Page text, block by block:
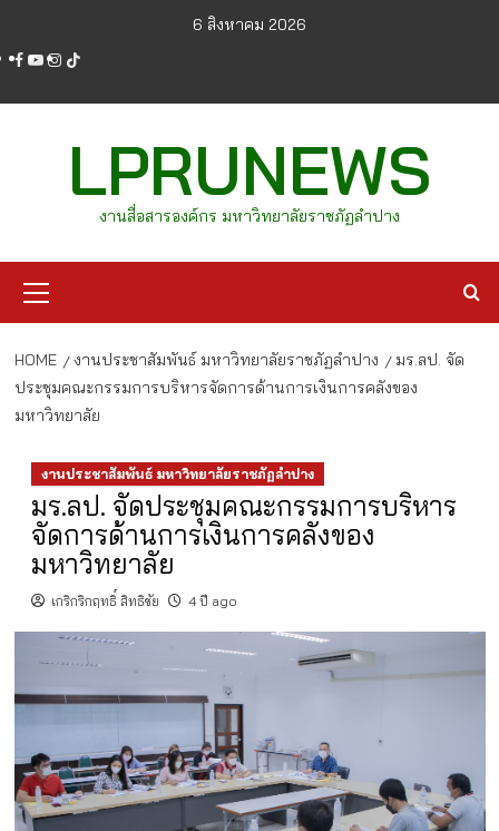
content
6 สิงหาคม 2026
facebook
youtube
instagram
tiktok
LPRUNEWS
งานสื่อสารองค์กร มหาวิทยาลัยราชภัฏลำปาง
Menu
HOME งานประชาสัมพันธ์ มหาวิทยาลัยราชภัฏลำปาง
มร.ลป. จัด
ประชุมคณะกรรมการบริหารจัดการด้านการเงินการคลังของ
มหาวิทยาลัย
งานประชาสัมพันธ์ มหาวิทยาลัยราชภัฏลำปาง
มร.ลป. จัดประชุมคณะกรรมการบริหาร
จัดการด้านการเงินการคลังของ
มหาวิทยาลัย
เกริกริกฤทธิ์ สิทธิชัย 4 ปี ago